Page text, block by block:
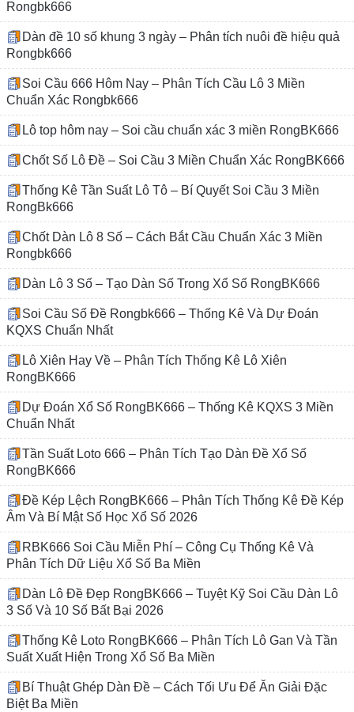
Rongbk666
Dàn đề 10 số khung 3 ngày – Phân tích nuôi đề hiệu quả
Rongbk666
Soi Cầu 666 Hôm Nay – Phân Tích Cầu Lô 3 Miền
Chuẩn Xác Rongbk666
Lô top hôm nay – Soi cầu chuẩn xác 3 miền RongBK666
Chốt Số Lô Đề – Soi Cầu 3 Miền Chuẩn Xác RongBK666
Thống Kê Tần Suất Lô Tô – Bí Quyết Soi Cầu 3 Miền
RongBk666
Chốt Dàn Lô 8 Số – Cách Bắt Cầu Chuẩn Xác 3 Miền
Rongbk666
Dàn Lô 3 Số – Tạo Dàn Số Trong Xổ Số RongBK666
Soi Cầu Số Đề Rongbk666 – Thống Kê Và Dự Đoán
KQXS Chuẩn Nhất
Lô Xiên Hay Về – Phân Tích Thống Kê Lô Xiên
RongBK666
Dự Đoán Xổ Số RongBK666 – Thống Kê KQXS 3 Miền
Chuẩn Nhất
Tần Suất Loto 666 – Phân Tích Tạo Dàn Đề Xổ Số
RongBK666
Đề Kép Lệch RongBK666 – Phân Tích Thống Kê Đề Kép
Âm Và Bí Mật Số Học Xổ Số 2026
RBK666 Soi Cầu Miễn Phí – Công Cụ Thống Kê Và
Phân Tích Dữ Liệu Xổ Số Ba Miền
Dàn Lô Đề Đẹp RongBK666 – Tuyệt Kỹ Soi Cầu Dàn Lô
3 Số Và 10 Số Bất Bại 2026
Thống Kê Loto RongBK666 – Phân Tích Lô Gan Và Tần
Suất Xuất Hiện Trong Xổ Số Ba Miền
Bí Thuật Ghép Dàn Đề – Cách Tối Ưu Để Ăn Giải Đặc
Biệt Ba Miền